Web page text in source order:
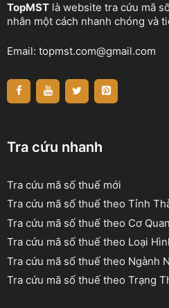
TopMST là website tra cứu mã
nhân một cách nhanh chóng và
Email: topmst.com@gmail.com
Tra cứu nhanh
Tra cứu mã số thuế mới
Tra cứu mã số thuế theo Tỉnh
Tra cứu mã số thuế theo Cơ
Tra cứu mã số thuế theo Loại
Tra cứu mã số thuế theo Ngành
Tra cứu mã số thuế theo Trạng